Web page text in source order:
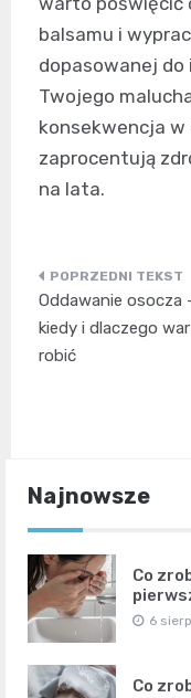
balsamu i
dopasowanej
Twojego
konsekwencja
zaprocentują
na lata.
Nawigacja
wpisu
Oddawanie osocza
kiedy i dlaczego
robić
Najnowsze
Co
6
Co